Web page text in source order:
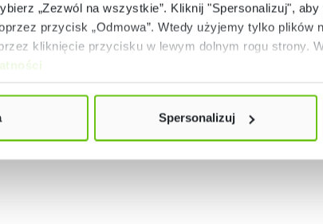
„Zezwól na wszystkie”. Kliknij "Spersonalizuj",
przycisk „Odmowa”. Wtedy użyjemy tylko plików
kliknięcie przycisku w lewym dolnym rogu strony.
Spersonalizuj
Kod produktu:101782
369,90 zł
Kod